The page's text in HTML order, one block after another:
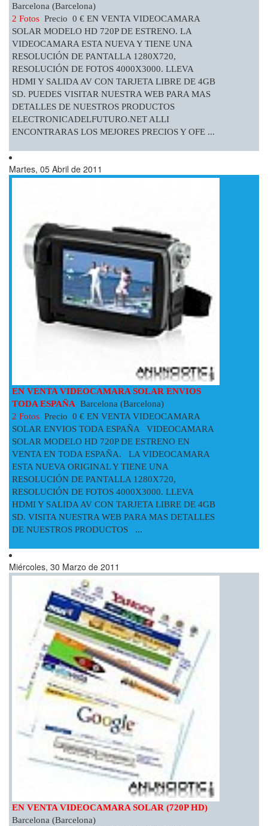
Barcelona (Barcelona)
2 Fotos Precio 0 € EN VENTA VIDEOCAMARA
SOLAR MODELO HD 720P DE ESTRENO. LA
VIDEOCAMARA ESTA NUEVA Y TIENE UNA
RESOLUCIÓN DE PANTALLA 1280X720,
RESOLUCIÓN DE FOTOS 4000X3000. LLEVA
HDMI Y SALIDA AV CON TARJETA LIBRE DE 4GB
SD. PUEDES VISITAR NUESTRA WEB PARA MAS
DETALLES DE NUESTROS PRODUCTOS
ELECTRONICADELFUTURO.NET ALLI
ENCONTRARAS LOS MEJORES PRECIOS Y OFE ...
Martes, 05 Abril de 2011
EN VENTA VIDEOCAMARA SOLAR ENVIOS
TODA ESPAÑA Barcelona (Barcelona)
2 Fotos Precio 0 € EN VENTA VIDEOCAMARA
SOLAR ENVIOS TODA ESPAÑA VIDEOCAMARA
SOLAR MODELO HD 720P DE ESTRENO EN
VENTA EN TODA ESPAÑA. LA VIDEOCAMARA
ESTA NUEVA ORIGINAL Y TIENE UNA
RESOLUCIÓN DE PANTALLA 1280X720,
RESOLUCIÓN DE FOTOS 4000X3000. LLEVA
HDMI Y SALIDA AV CON TARJETA LIBRE DE 4GB
SD. VISITA NUESTRA WEB PARA MAS DETALLES
DE NUESTROS PRODUCTOS ...
Miércoles, 30 Marzo de 2011
EN VENTA VIDEOCAMARA SOLAR (720P HD)
Barcelona (Barcelona)